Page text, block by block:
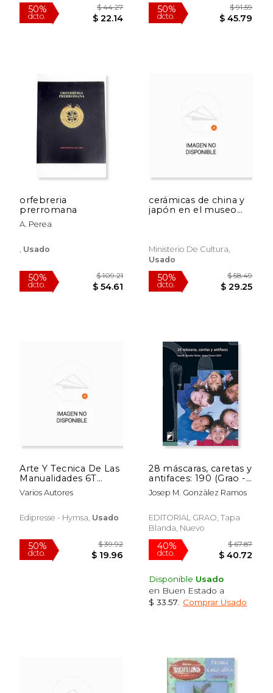
50%
dcto. $ 33.16
40%
50%
dcto.
orfebreria
prerromana
A. Perea
Usado
cerámicas de china y
japón en el museo
Ministerio De Cultura,
Usado
Arte Y Tecnica De Las
Manualidades 6T
Hymsa
Varios Autores
Edipresse - Hymsa, Usado
28 máscaras, caretas y
antifaces: 190 (Grao -
Castellano)
Josep M. Gonzàlez Ramos
EDITORIAL GRAO, Tapa
Blanda, Nuevo
Disponible Usado
en Buen Estado a
$ 33.57
Comprar Usado